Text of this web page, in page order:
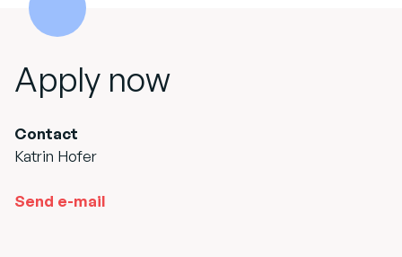
Apply now
Contact
Katrin Hofer
Send e-mail